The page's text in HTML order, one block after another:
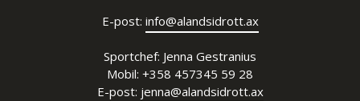
E-post: info@alandsidrott.ax
Sportchef: Jenna Gestranius
Mobil: +358 457345 59 28
E-post: jenna@alandsidrott.ax